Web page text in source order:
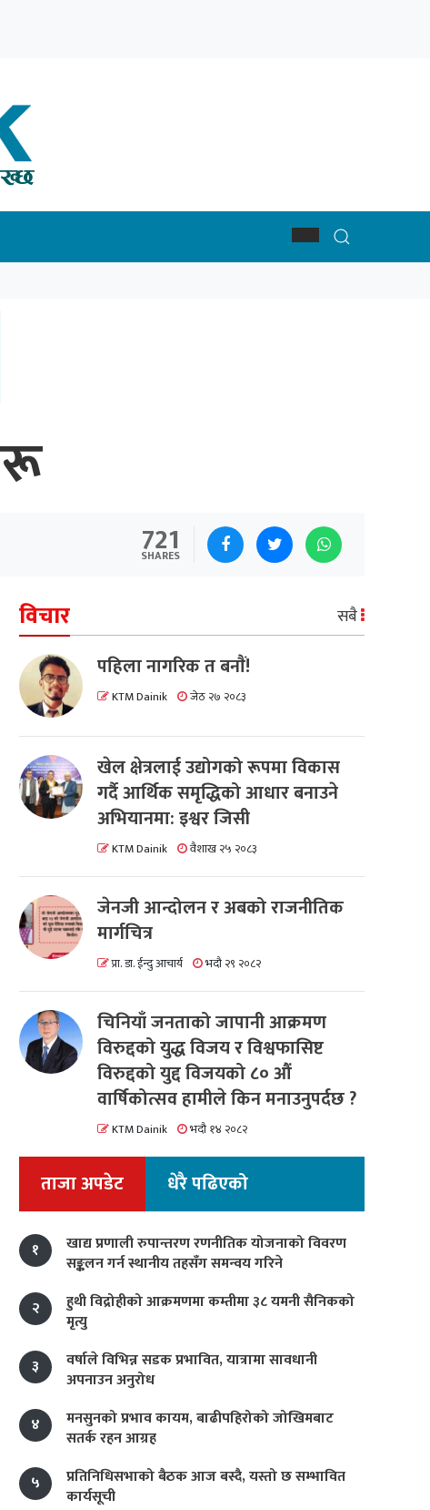
721
SHARES
विचार सबै
पहिला नागरिक त बनाैं!
KTM Dainik जेठ २७ २०८३
खेल क्षेत्रलाई उद्योगको रूपमा विकास
गर्दै आर्थिक समृद्धिको आधार बनाउने
अभियानमा: इश्वर जिसी
KTM Dainik वैशाख २५ २०८३
जेनजी आन्दोलन र अबको राजनीतिक
मार्गचित्र
प्रा. डा. ईन्दु आचार्य भदौ २९ २०८२
चिनियाँ जनताको जापानी आक्रमण
विरुद्दको युद्ध विजय र विश्वफासिष्ट
विरुद्दको युद्द विजयको ८० औं
वार्षिकोत्सव हामीले किन मनाउनुपर्दछ ?
KTM Dainik भदौ १४ २०८२
ताजा अपडेट धेरै पढिएको
१
खाद्य प्रणाली रुपान्तरण रणनीतिक योजनाको विवरण
सङ्कलन गर्न स्थानीय तहसँग समन्वय गरिने
२
हुथी विद्रोहीको आक्रमणमा कम्तीमा ३८ यमनी सैनिकको
मृत्यु
३
वर्षाले विभिन्न सडक प्रभावित, यात्रामा सावधानी
अपनाउन अनुरोध
४
मनसुनको प्रभाव कायम, बाढीपहिरोको जोखिमबाट
सतर्क रहन आग्रह
५
प्रतिनिधिसभाको बैठक आज बस्दै, यस्तो छ सम्भावित
कार्यसूची